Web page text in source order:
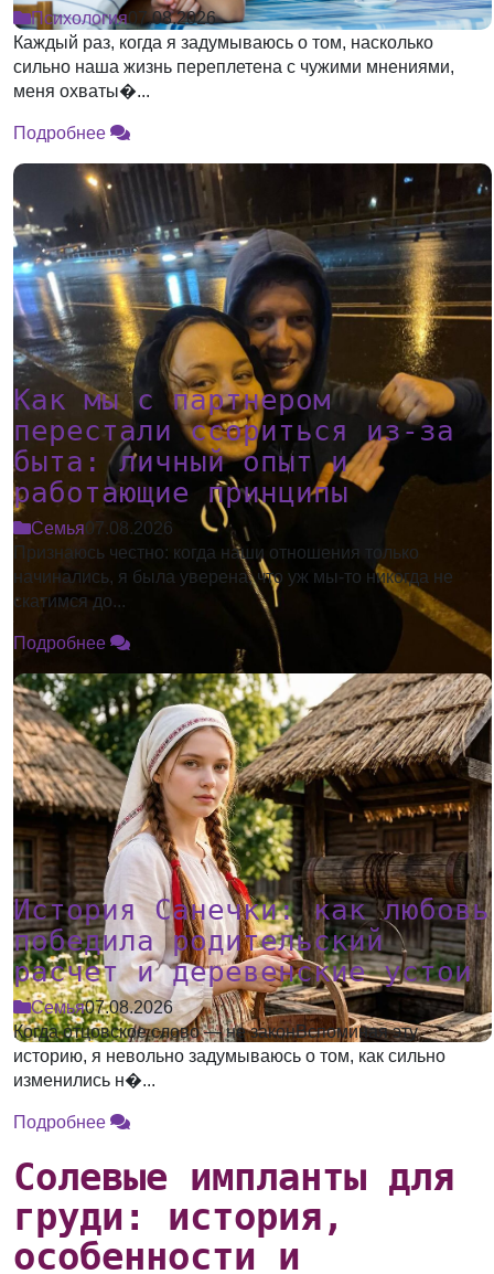
Психология07.08.2026
Каждый раз, когда я задумываюсь о том, насколько
сильно наша жизнь переплетена с чужими мнениями,
меня охваты�...
Подробнее
Как мы с партнером
перестали ссориться из-за
быта: личный опыт и
работающие принципы
Семья07.08.2026
Признаюсь честно: когда наши отношения только
начинались, я была уверена, что уж мы-то никогда не
скатимся до...
Подробнее
История Санечки: как любовь
победила родительский
расчет и деревенские устои
Семья07.08.2026
Когда отцовское слово — не законВспоминая эту
историю, я невольно задумываюсь о том, как сильно
изменились н�...
Подробнее
Солевые импланты для
груди: история,
особенности и